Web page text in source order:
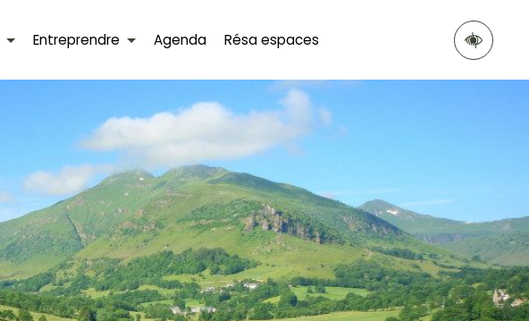
Entreprendre Agenda Résa espaces